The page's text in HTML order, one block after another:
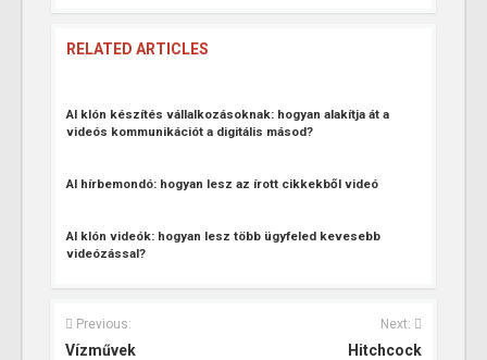
RELATED ARTICLES
AI klón készítés vállalkozásoknak: hogyan alakítja át a
videós kommunikációt a digitális másod?
AI hírbemondó: hogyan lesz az írott cikkekből videó
AI klón videók: hogyan lesz több ügyfeled kevesebb
videózással?
Previous:
Vízművek
Next:
Hitchcock